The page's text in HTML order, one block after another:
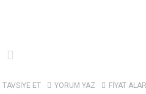
TAVSİYE ET YORUM YAZ FİYAT